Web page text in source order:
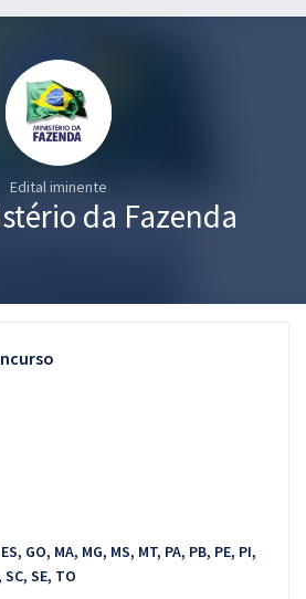
Edital iminente
da Fazenda
GO, MA, MG, MS, MT, PA, PB, PE, PI,
SC, SE, TO